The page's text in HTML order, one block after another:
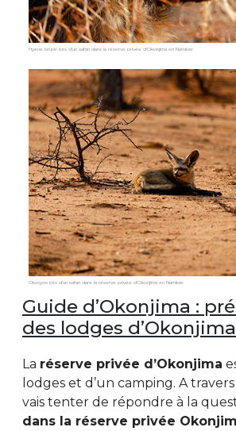
Hyène brune lors d’un safari dans la réserve privée d’Okonjima en Namibie
Otocyon lors d’un safari dans la réserve privée d’Okonjima en Namibie
Guide d’Okonjima :
des lodges d’Okonjima
La réserve privée d’Okonjima
lodges et d’un camping. A
vais tenter de répondre à la
dans la réserve privée